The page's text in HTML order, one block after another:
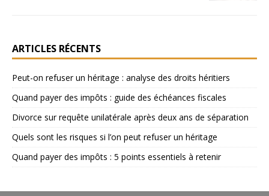
ARTICLES RÉCENTS
Peut-on refuser un héritage : analyse des droits héritiers
Quand payer des impôts : guide des échéances fiscales
Divorce sur requête unilatérale après deux ans de séparation
Quels sont les risques si l’on peut refuser un héritage
Quand payer des impôts : 5 points essentiels à retenir